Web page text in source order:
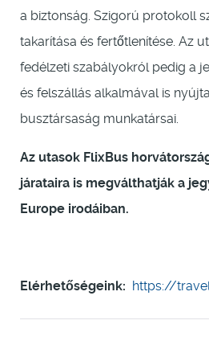
a biztonság. Szigorú protokoll
takarítása és fertőtlenítése. Az
fedélzeti szabályokról pedig a
és felszállás alkalmával is
busztársaság munkatársai.
Az utasok FlixBus
járataira is megválthatják a
Europe irodáiban.
Elérhetőségeink: https://